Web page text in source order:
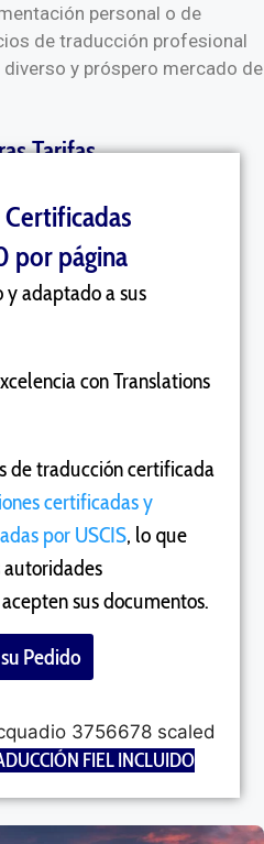
personal o de
de traducción profesional
y próspero mercado de
Tarifas
por página
y adaptado a sus
con Translations
de traducción certificada
certificadas y
por USCIS, lo que
sus documentos.
Pedido
FIEL INCLUIDO